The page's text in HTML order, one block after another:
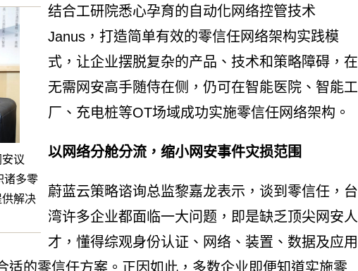
议
诸多零
解决
结合工研院悉心孕育的自动化网络控管技术
Janus，打造简单有效的零信任网络架构实践模
式，让企业摆脱复杂的产品、技术和策略障碍，在
无需网安高手随侍在侧，仍可在智能医院、智能工
厂、充电桩等OT场域成功实施零信任网络架构。
以网络分舱分流，缩小网安事件灾损范围
蔚蓝云策略谘询总监黎嘉龙表示，谈到零信任，台
湾许多企业都面临一大问题，即是缺乏顶尖网安人
才，懂得综观身份认证、网络、装置、数据及应用
适的零信任方案。正因如此，多数企业即便知道实施零